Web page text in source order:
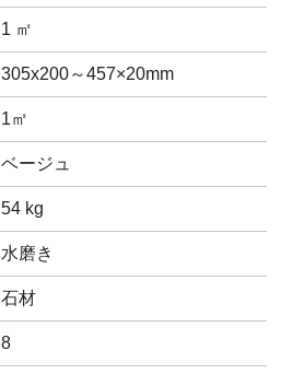
1 ㎡
305x200～457×20mm
1㎡
ベージュ
54 kg
水磨き
石材
8